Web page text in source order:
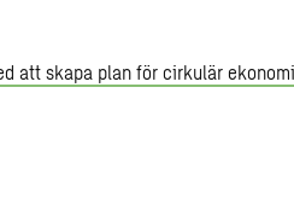
att skapa plan för cirkulär